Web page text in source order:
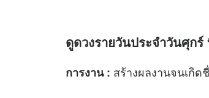
ดูดวงรายวันประจำวันศุก
การงาน: สร้างผลงานจนเกิด